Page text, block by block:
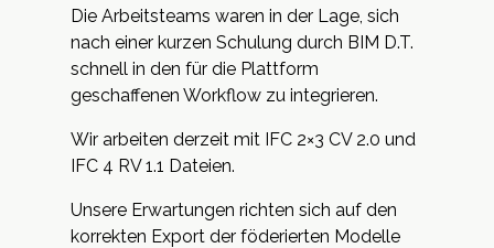
Die Arbeitsteams waren in der Lage, sich
nach einer kurzen Schulung durch BIM D.T.
schnell in den für die Plattform
geschaffenen Workflow zu integrieren.
Wir arbeiten derzeit mit IFC 2×3 CV 2.0 und
IFC 4 RV 1.1 Dateien.
Unsere Erwartungen richten sich auf den
korrekten Export der föderierten Modelle